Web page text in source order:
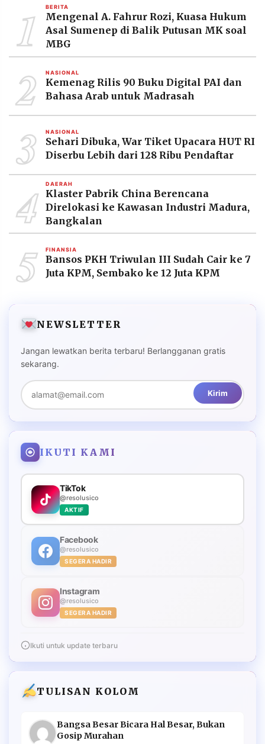
1 BERITA
Mengenal A. Fahrur Rozi, Kuasa Hukum
Asal Sumenep di Balik Putusan MK soal
MBG
2 NASIONAL
Kemenag Rilis 90 Buku Digital PAI dan
Bahasa Arab untuk Madrasah
3 NASIONAL
Sehari Dibuka, War Tiket Upacara HUT RI
Diserbu Lebih dari 128 Ribu Pendaftar
4 DAERAH
Klaster Pabrik China Berencana
Direlokasi ke Kawasan Industri Madura,
Bangkalan
5 FINANSIA
Bansos PKH Triwulan III Sudah Cair ke 7
Juta KPM, Sembako ke 12 Juta KPM
NEWSLETTER
Jangan lewatkan berita terbaru! Berlangganan gratis
sekarang.
Kirim
IKUTI KAMI
TikTok
@resolusico
AKTIF
Facebook
@resolusico
SEGERA HADIR
Instagram
@resolusico
SEGERA HADIR
Ikuti untuk update terbaru
TULISAN KOLOM
Bangsa Besar Bicara Hal Besar, Bukan
Gosip Murahan